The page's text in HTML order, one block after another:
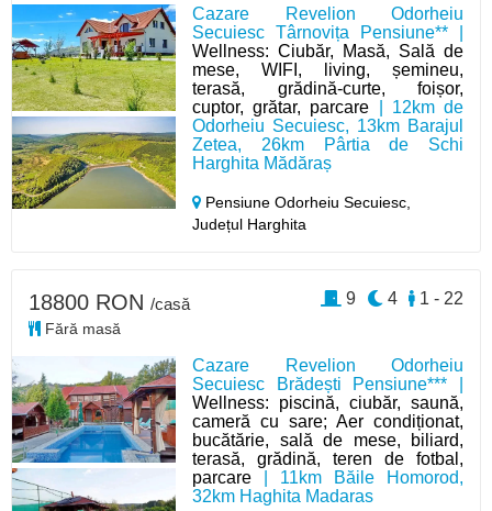
Cazare Revelion Odorheiu
Secuiesc Târnovița Pensiune** |
Wellness: Ciubăr, Masă, Sală de
mese, WIFI, living, șemineu,
terasă, grădină-curte, foișor,
cuptor, grătar, parcare | 12km de
Odorheiu Secuiesc, 13km Barajul
Zetea, 26km Pârtia de Schi
Harghita Mădăraș
Pensiune Odorheiu Secuiesc,
Județul Harghita
Cazare Revelion Odorheiu
Secuiesc Brădești Pensiune*** |
Wellness: piscină, ciubăr, saună,
cameră cu sare; Aer condiționat,
bucătărie, sală de mese, biliard,
terasă, grădină, teren de fotbal,
parcare | 11km Băile Homorod,
32km Haghita Madaras
18800 RON /casă
Fără masă
1 - 22
4
9